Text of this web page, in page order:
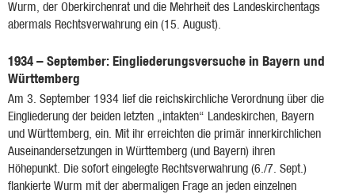
Wurm, der Oberkirchenrat und die Mehrheit des Landeskirchentags
abermals Rechtsverwahrung ein (15. August).
1934 – September: Eingliederungsversuche in Bayern und
Württemberg
Am 3. September 1934 lief die reichskirchliche Verordnung über die
Eingliederung der beiden letzten „intakten“ Landeskirchen, Bayern
und Württemberg, ein. Mit ihr erreichten die primär innerkirchlichen
Auseinandersetzungen in Württemberg (und Bayern) ihren
Höhepunkt. Die sofort eingelegte Rechtsverwahrung (6./7. Sept.)
flankierte Wurm mit der abermaligen Frage an jeden einzelnen